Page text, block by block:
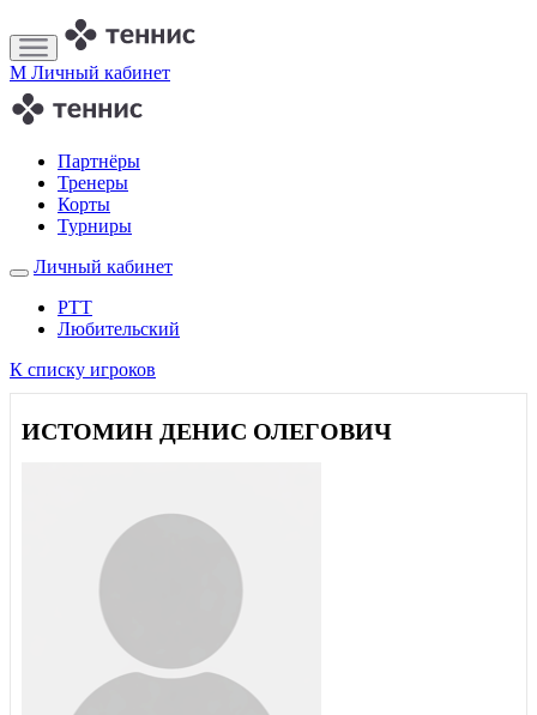
M Личный кабинет
Партнёры
Тренеры
Корты
Турниры
Личный кабинет
РТТ
Любительский
К списку игроков
ИСТОМИН ДЕНИС ОЛЕГОВИЧ